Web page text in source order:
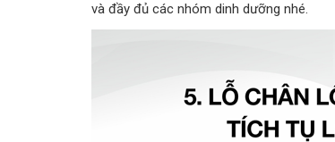
và đầy đủ các nhóm dinh dưỡng nhé.